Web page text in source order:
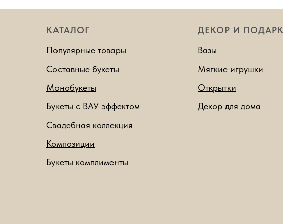
КАТАЛОГ
Популярные товары
Составные букеты
Монобукеты
Букеты с ВАУ эффектом
Свадебная коллекция
Композиции
Букеты комплименты
ДЕКОР И
Вазы
Мягкие игрушки
Открытки
Декор для дома